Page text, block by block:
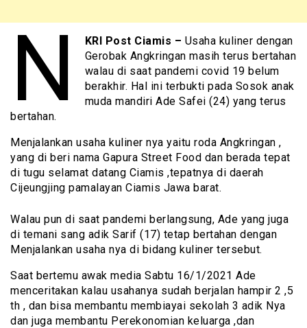
N KRI Post Ciamis – Usaha kuliner dengan
Gerobak Angkringan masih terus bertahan
walau di saat pandemi covid 19 belum
berakhir. Hal ini terbukti pada Sosok anak
muda mandiri Ade Safei (24) yang terus
bertahan.
Menjalankan usaha kuliner nya yaitu roda Angkringan ,
yang di beri nama Gapura Street Food dan berada tepat
di tugu selamat datang Ciamis ,tepatnya di daerah
Cijeungjing pamalayan Ciamis Jawa barat.
Walau pun di saat pandemi berlangsung, Ade yang juga
di temani sang adik Sarif (17) tetap bertahan dengan
Menjalankan usaha nya di bidang kuliner tersebut.
Saat bertemu awak media Sabtu 16/1/2021 Ade
menceritakan kalau usahanya sudah berjalan hampir 2 ,5
th , dan bisa membantu membiayai sekolah 3 adik Nya
dan juga membantu Perekonomian keluarga ,dan